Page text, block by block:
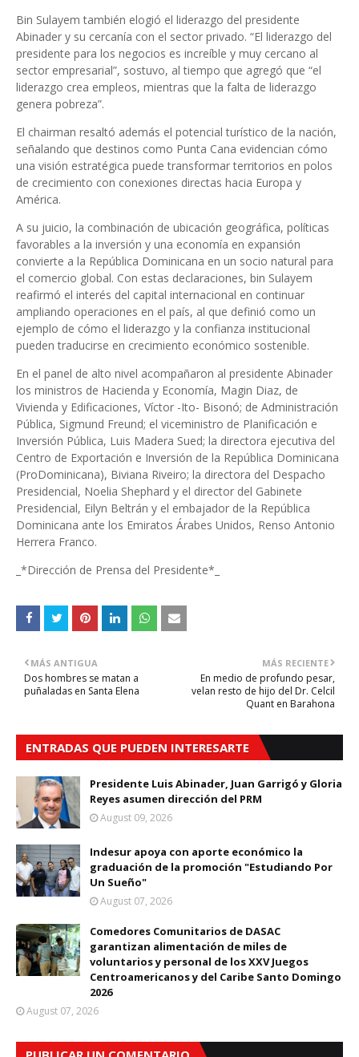
Bin Sulayem también elogió el liderazgo del presidente
Abinader y su cercanía con el sector privado. “El liderazgo del
presidente para los negocios es increíble y muy cercano al
sector empresarial”, sostuvo, al tiempo que agregó que “el
liderazgo crea empleos, mientras que la falta de liderazgo
genera pobreza”.
El chairman resaltó además el potencial turístico de la nación,
señalando que destinos como Punta Cana evidencian cómo
una visión estratégica puede transformar territorios en polos
de crecimiento con conexiones directas hacia Europa y
América.
A su juicio, la combinación de ubicación geográfica, políticas
favorables a la inversión y una economía en expansión
convierte a la República Dominicana en un socio natural para
el comercio global. Con estas declaraciones, bin Sulayem
reafirmó el interés del capital internacional en continuar
ampliando operaciones en el país, al que definió como un
ejemplo de cómo el liderazgo y la confianza institucional
pueden traducirse en crecimiento económico sostenible.
En el panel de alto nivel acompañaron al presidente Abinader
los ministros de Hacienda y Economía, Magin Diaz, de
Vivienda y Edificaciones, Víctor -Ito- Bisonó; de Administración
Pública, Sigmund Freund; el viceministro de Planificación e
Inversión Pública, Luis Madera Sued; la directora ejecutiva del
Centro de Exportación e Inversión de la República Dominicana
(ProDominicana), Biviana Riveiro; la directora del Despacho
Presidencial, Noelia Shephard y el director del Gabinete
Presidencial, Eilyn Beltrán y el embajador de la República
Dominicana ante los Emiratos Árabes Unidos, Renso Antonio
Herrera Franco.
_*Dirección de Prensa del Presidente*_
MÁS RECIENTE
En medio de profundo pesar,
velan resto de hijo del Dr. Celcil
Quant en Barahona
MÁS ANTIGUA
Dos hombres se matan a
puñaladas en Santa Elena
ENTRADAS QUE PUEDEN INTERESARTE
Presidente Luis Abinader, Juan Garrigó y Gloria
Reyes asumen dirección del PRM
August 09, 2026
Indesur apoya con aporte económico la
graduación de la promoción "Estudiando Por
Un Sueño"
August 07, 2026
Comedores Comunitarios de DASAC
garantizan alimentación de miles de
voluntarios y personal de los XXV Juegos
Centroamericanos y del Caribe Santo Domingo
2026
August 07, 2026